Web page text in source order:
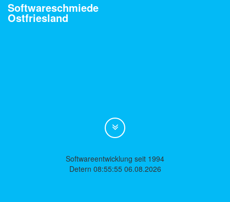
Softwareschmiede
Ostfriesland
Softwareentwicklung seit 1994
Detern 08:55:55 06.08.2026